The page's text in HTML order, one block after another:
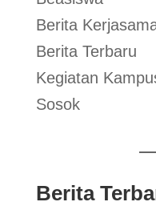
Berita
Berita Terbaru
Kegiatan
Sosok
Berita